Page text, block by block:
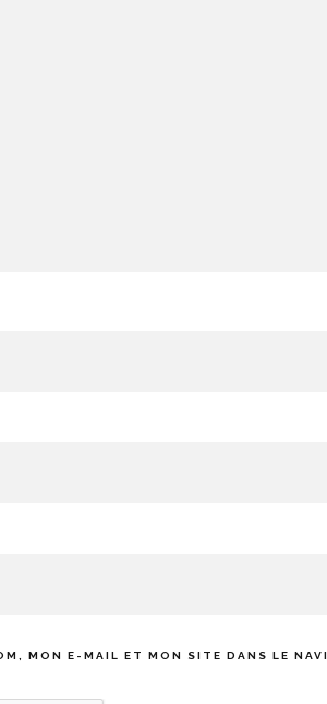
MON E-MAIL ET MON SITE DANS LE